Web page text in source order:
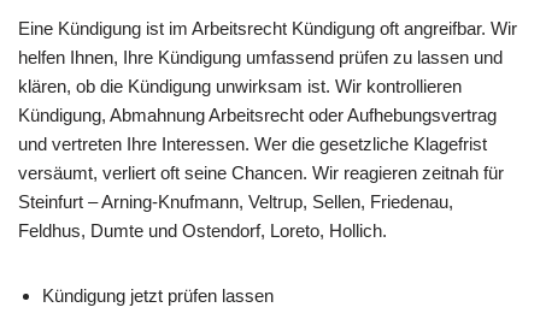
Eine Kündigung ist im Arbeitsrecht Kündigung oft angreifbar. Wir
helfen Ihnen, Ihre Kündigung umfassend prüfen zu lassen und
klären, ob die Kündigung unwirksam ist. Wir kontrollieren
Kündigung, Abmahnung Arbeitsrecht oder Aufhebungsvertrag
und vertreten Ihre Interessen. Wer die gesetzliche Klagefrist
versäumt, verliert oft seine Chancen. Wir reagieren zeitnah für
Steinfurt – Arning-Knufmann, Veltrup, Sellen, Friedenau,
Feldhus, Dumte und Ostendorf, Loreto, Hollich.
Kündigung jetzt prüfen lassen